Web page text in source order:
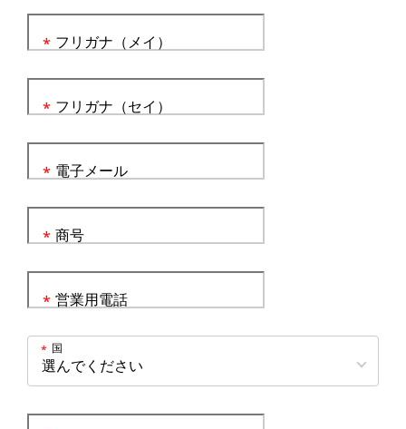
フリガナ（メイ）
*
フリガナ（セイ）
*
電子メール
*
商号
*
営業用電話
*
国
*